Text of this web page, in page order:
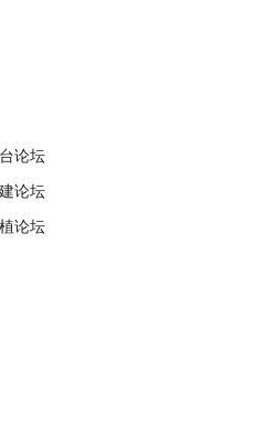
论坛
论坛
论坛